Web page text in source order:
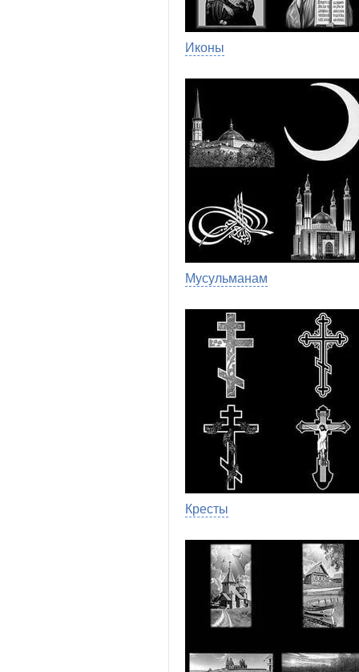
Иконы
Мусульманам
Кресты